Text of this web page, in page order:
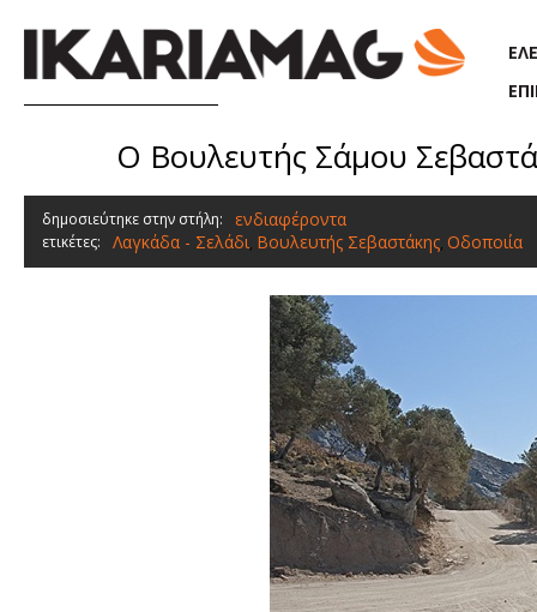
Ο Βουλευτής Σάμου
δημοσιεύτηκε στην στήλη: ενδιαφέροντα
ετικέτες: Λαγκάδα - Σελάδι, Βουλευτής Σεβαστάκης, Οδοποιία